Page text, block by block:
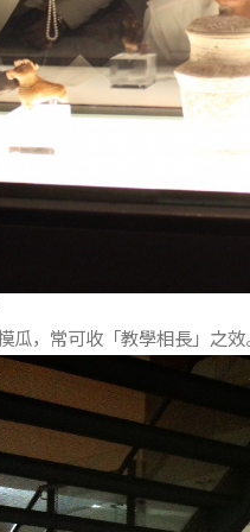
瓜，常可收「教學相長」之效